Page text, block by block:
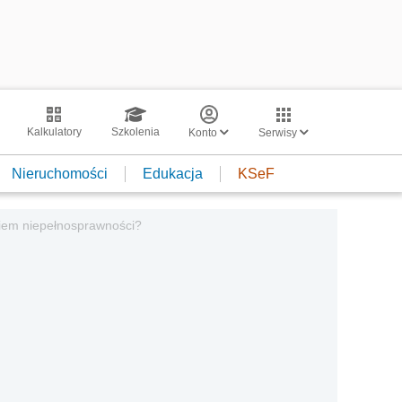
Kalkulatory Szkolenia Konto Serwisy
Nieruchomości Edukacja KSeF
niepełnosprawności?